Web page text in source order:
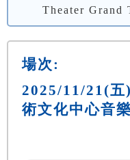
Theater Grand
場次:
2025/11/21(五
術文化中心音